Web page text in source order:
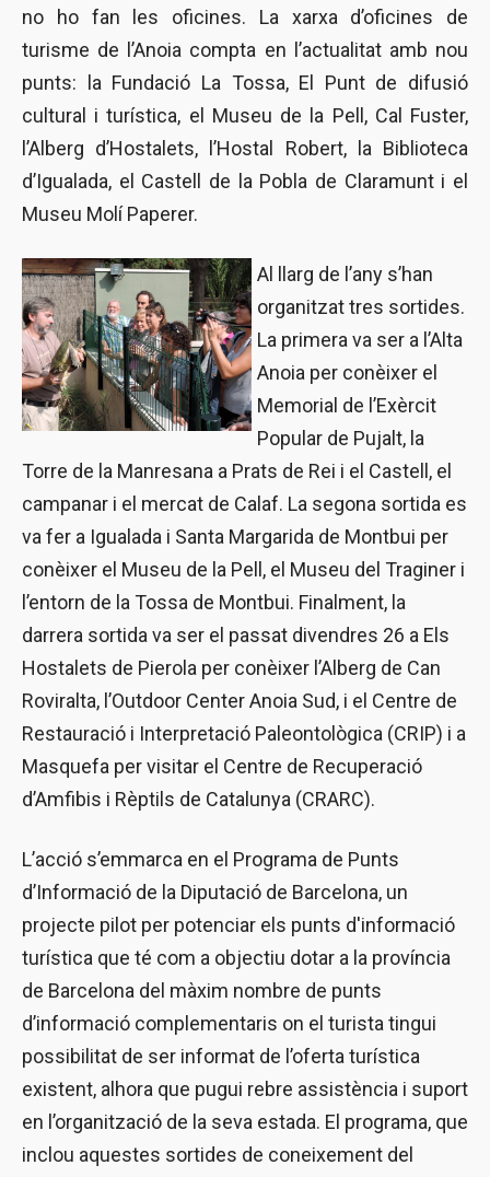
no ho fan les oficines. La xarxa d’oficines de
turisme de l’Anoia compta en l’actualitat amb nou
punts: la Fundació La Tossa, El Punt de difusió
cultural i turística, el Museu de la Pell, Cal Fuster,
l’Alberg d’Hostalets, l’Hostal Robert, la Biblioteca
d’Igualada, el Castell de la Pobla de Claramunt i el
Museu Molí Paperer.
Al llarg de l’any s’han
organitzat tres sortides.
La primera va ser a l’Alta
Anoia per conèixer el
Memorial de l’Exèrcit
Popular de Pujalt, la
Torre de la Manresana a Prats de Rei i el Castell, el
campanar i el mercat de Calaf. La segona sortida es
va fer a Igualada i Santa Margarida de Montbui per
conèixer el Museu de la Pell, el Museu del Traginer i
l’entorn de la Tossa de Montbui. Finalment, la
darrera sortida va ser el passat divendres 26 a Els
Hostalets de Pierola per conèixer l’Alberg de Can
Roviralta, l’Outdoor Center Anoia Sud, i el Centre de
Restauració i Interpretació Paleontològica (CRIP) i a
Masquefa per visitar el Centre de Recuperació
d’Amfibis i Rèptils de Catalunya (CRARC).
L’acció s’emmarca en el Programa de Punts
d’Informació de la Diputació de Barcelona, un
projecte pilot per potenciar els punts d'informació
turística que té com a objectiu dotar a la província
de Barcelona del màxim nombre de punts
d’informació complementaris on el turista tingui
possibilitat de ser informat de l’oferta turística
existent, alhora que pugui rebre assistència i suport
en l’organització de la seva estada. El programa, que
inclou aquestes sortides de coneixement del